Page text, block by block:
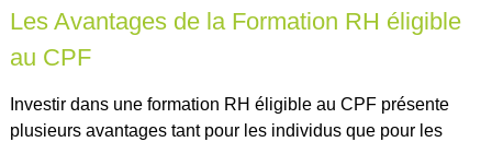
Les Avantages de la Formation RH éligible
au CPF
Investir dans une formation RH éligible au CPF présente
plusieurs avantages tant pour les individus que pour les